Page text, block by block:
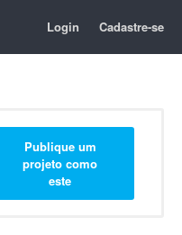
Login Cadastre-se
Publique um
projeto como
este